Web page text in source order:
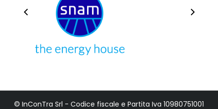
© InConTra Srl - Codice fiscale e Partita Iva 10980751001